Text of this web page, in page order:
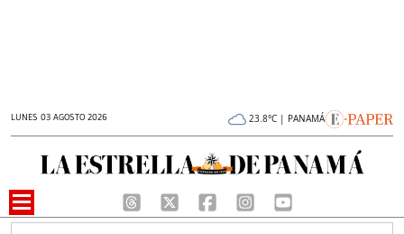
LUNES 03 AGOSTO 2026 23.8°C | PANAMÁ